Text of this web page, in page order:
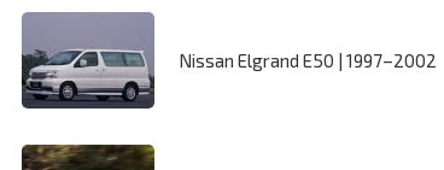
Nissan Elgrand E50 | 1997–2002